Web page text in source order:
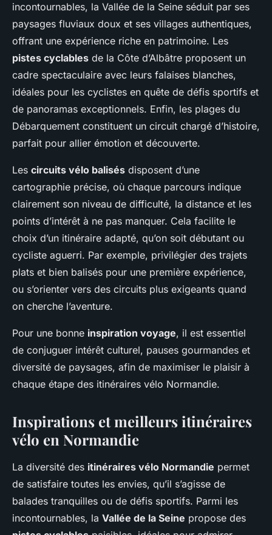
incontournables, la Vallée de la Seine séduit par ses
paysages fluviaux doux et ses villages authentiques,
offrant une expérience riche en patrimoine. Les
pistes cyclables de la Côte d’Albâtre proposent un
cadre spectaculaire avec leurs falaises blanches,
idéales pour les cyclistes en quête de défis sportifs et
de panoramas exceptionnels. Enfin, les plages du
Débarquement constituent un circuit chargé d’histoire,
parfait pour allier émotion et découverte.
Les circuits vélo balisés disposent d’une
cartographie précise, où chaque parcours indique
clairement son niveau de difficulté, la distance et les
points d’intérêt à ne pas manquer. Cela facilite le
choix d’un itinéraire adapté, qu’on soit débutant ou
cycliste aguerri. Par exemple, privilégier des trajets
plats et bien balisés pour une première expérience,
ou s’orienter vers des circuits plus exigeants quand
on cherche l’aventure.
Pour une bonne inspiration voyage, il est essentiel
de conjuguer intérêt culturel, pauses gourmandes et
diversité de paysages, afin de maximiser le plaisir à
chaque étape des itinéraires vélo Normandie.
Inspirations et meilleurs itinéraires
vélo en Normandie
La diversité des itinéraires vélo Normandie permet
de satisfaire toutes les envies, qu’il s’agisse de
balades tranquilles ou de défis sportifs. Parmi les
incontournables, la Vallée de la Seine propose des